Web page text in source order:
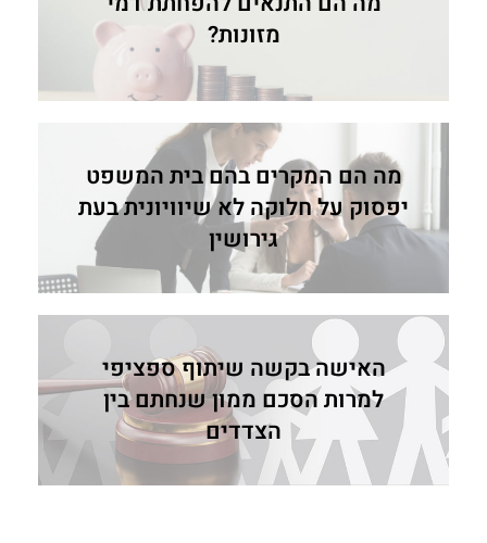
מזונות?
מה הם המקרים בהם בית המשפט
יפסוק על חלוקה לא שיוויונית בעת
גירושין
האישה בקשה שיתוף ספציפי
למרות הסכם ממון שנחתם בין
הצדדים